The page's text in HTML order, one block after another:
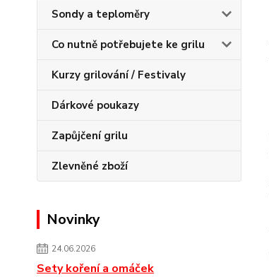
Sondy a teploměry
Co nutně potřebujete ke grilu
Kurzy grilování / Festivaly
Dárkové poukazy
Zapůjčení grilu
Zlevněné zboží
Novinky
24.06.2026
Sety koření a omáček